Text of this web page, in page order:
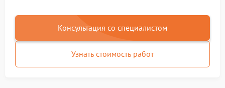
Консультация со специалистом
Узнать стоимость работ